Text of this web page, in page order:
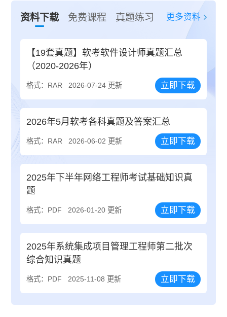
资料下载 免费课程 真题练习 更多资料
【19套真题】软考软件设计师真题汇总
（2020-2026年）
格式：RAR 2026-07-24 更新 立即下载
2026年5月软考各科真题及答案汇总
格式：RAR 2026-06-02 更新 立即下载
2025年下半年网络工程师考试基础知识真
题
格式：PDF 2026-01-20 更新 立即下载
2025年系统集成项目管理工程师第二批次
综合知识真题
格式：PDF 2025-11-08 更新 立即下载